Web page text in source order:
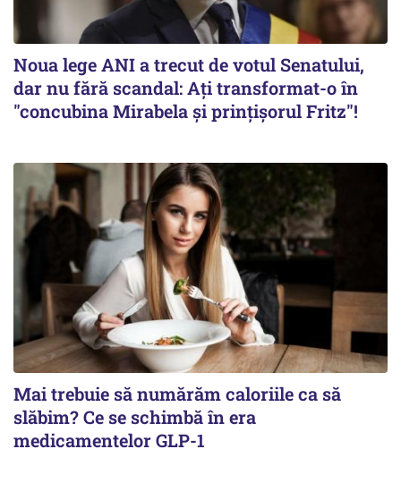
Noua lege ANI a trecut de votul Senatului,
dar nu fără scandal: Ați transformat-o în
"concubina Mirabela şi prinţişorul Fritz"!
Mai trebuie să numărăm caloriile ca să
slăbim? Ce se schimbă în era
medicamentelor GLP-1